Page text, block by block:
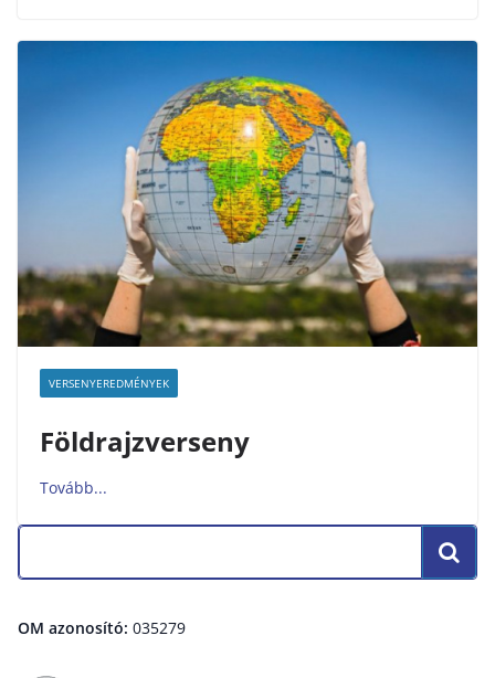
VERSENYEREDMÉNYEK
Földrajzverseny
OM azonosító: 035279